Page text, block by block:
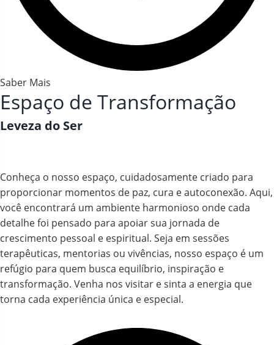
Saber Mais
Espaço de Transformação
Leveza do Ser
Conheça o nosso espaço, cuidadosamente criado para
proporcionar momentos de paz, cura e autoconexão. Aqui,
você encontrará um ambiente harmonioso onde cada
detalhe foi pensado para apoiar sua jornada de
crescimento pessoal e espiritual. Seja em sessões
terapêuticas, mentorias ou vivências, nosso espaço é um
refúgio para quem busca equilíbrio, inspiração e
transformação. Venha nos visitar e sinta a energia que
torna cada experiência única e especial.